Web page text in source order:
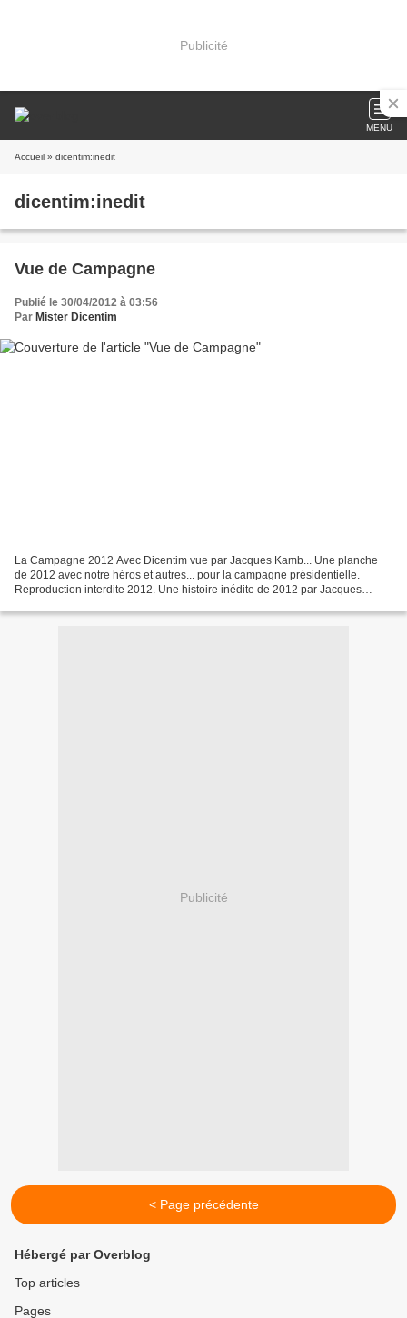
Publicité
MENU
Accueil » dicentim:inedit
dicentim:inedit
Vue de Campagne
Publié le 30/04/2012 à 03:56
Par Mister Dicentim
La Campagne 2012 Avec Dicentim vue par Jacques Kamb... Une planche
de 2012 avec notre héros et autres... pour la campagne présidentielle.
Reproduction interdite 2012. Une histoire inédite de 2012 par Jacques
Publicité
< Page précédente
Hébergé par Overblog
Top articles
Pages